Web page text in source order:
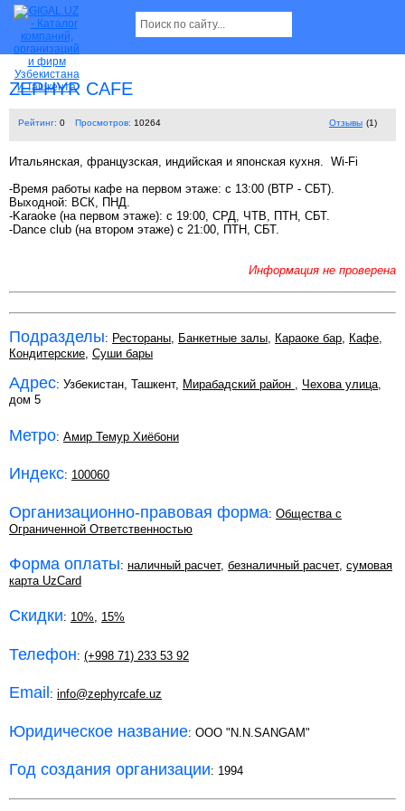
ZEPHYR CAFE
Рейтинг: 0 Просмотров: 10264 Отзывы (1)
Итальянская, французская, индийская и японская кухня. Wi-Fi
-Время работы кафе на первом этаже: с 13:00 (ВТР - СБТ).
Выходной: ВСК, ПНД.
-Karaoke (на первом этаже): с 19:00, СРД, ЧТВ, ПТН, СБТ.
-Dance club (на втором этаже) с 21:00, ПТН, СБТ.
Информация не проверена
Подразделы: Рестораны, Банкетные залы, Караоке бар, Кафе,
Кондитерские, Суши бары
Адрес: Узбекистан, Ташкент, Мирабадский район , Чехова улица,
дом 5
Метро: Амир Темур Хиёбони
Индекс: 100060
Организационно-правовая форма: Общества с
Ограниченной Ответственностью
Форма оплаты: наличный расчет, безналичный расчет, сумовая
карта UzCard
Скидки: 10%, 15%
Телефон: (+998 71) 233 53 92
Email : info@zephyrcafe.uz
Юридическое название: OOO "N.N.SANGAM"
Год создания организации: 1994